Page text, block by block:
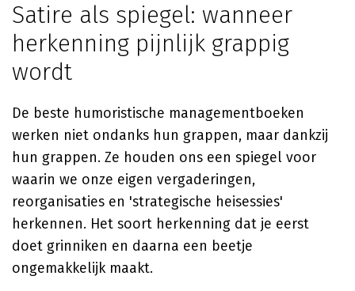
Satire als spiegel: wanneer
herkenning pijnlijk grappig
wordt
De beste humoristische managementboeken
werken niet ondanks hun grappen, maar dankzij
hun grappen. Ze houden ons een spiegel voor
waarin we onze eigen vergaderingen,
reorganisaties en 'strategische heisessies'
herkennen. Het soort herkenning dat je eerst
doet grinniken en daarna een beetje
ongemakkelijk maakt.